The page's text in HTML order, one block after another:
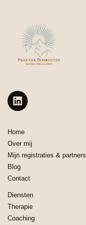
Home
Over mij
Mijn registraties & partners
Blog
Contact
Diensten
Therapie
Coaching